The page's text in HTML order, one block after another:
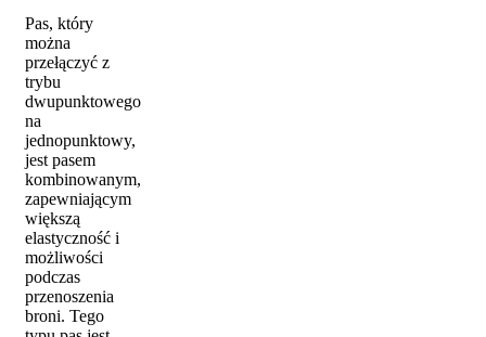
Pas, który
można
przełączyć z
trybu
dwupunktowego
na
jednopunktowy,
jest pasem
kombinowanym,
zapewniającym
większą
elastyczność i
możliwości
podczas
przenoszenia
broni. Tego